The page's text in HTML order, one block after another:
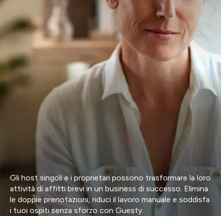
Gli host singoli e i proprietari possono trasformare la loro
attività di affitti brevi in un business di successo. Elimina
le doppie prenotazioni, riduci il lavoro manuale e soddisfa
i tuoi ospiti senza sforzo con Guesty.